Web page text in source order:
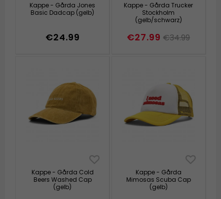
Kappe - Gårda Jones
Basic Dadcap (gelb)
€24.99
Kappe - Gårda Trucker
Stockholm
(gelb/schwarz)
€27.99 €34.99
Kappe - Gårda Cold
Beers Washed Cap
(gelb)
Kappe - Gårda
Mimosas Scuba Cap
(gelb)